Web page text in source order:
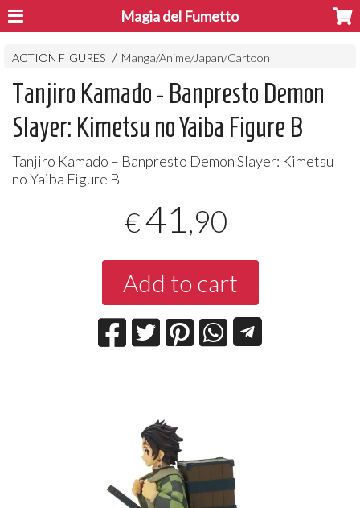
Magia del Fumetto
ACTION FIGURES Manga/Anime/Japan/Cartoon
Tanjiro Kamado - Banpresto Demon
Slayer: Kimetsu no Yaiba Figure B
Tanjiro Kamado – Banpresto Demon Slayer: Kimetsu
no Yaiba Figure B
€41 ,90
Add to cart